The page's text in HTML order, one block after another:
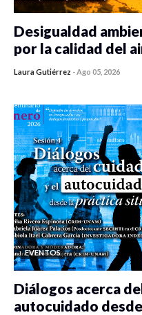
Desigualdad
por la calidad del
Laura Gutiérrez -Ago 05, 2026
EVENTOS
Diálogos acerca
autocuidado